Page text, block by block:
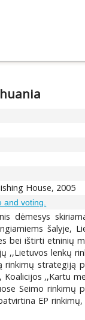
House, 2005
voting.
dėmesys
šalyje,
bei ištirti etninių
,,Lietuvos lenkų
strategiją
,,Kartu
Seimo rinkimų
EP rinkimų,